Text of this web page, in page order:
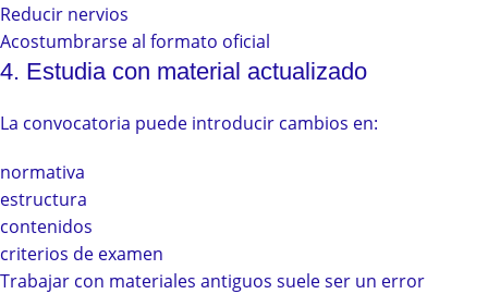
Reducir nervios
Acostumbrarse al formato oficial
4. Estudia con material actualizado
La convocatoria puede introducir cambios en:
normativa
estructura
contenidos
criterios de examen
Trabajar con materiales antiguos suele ser un error